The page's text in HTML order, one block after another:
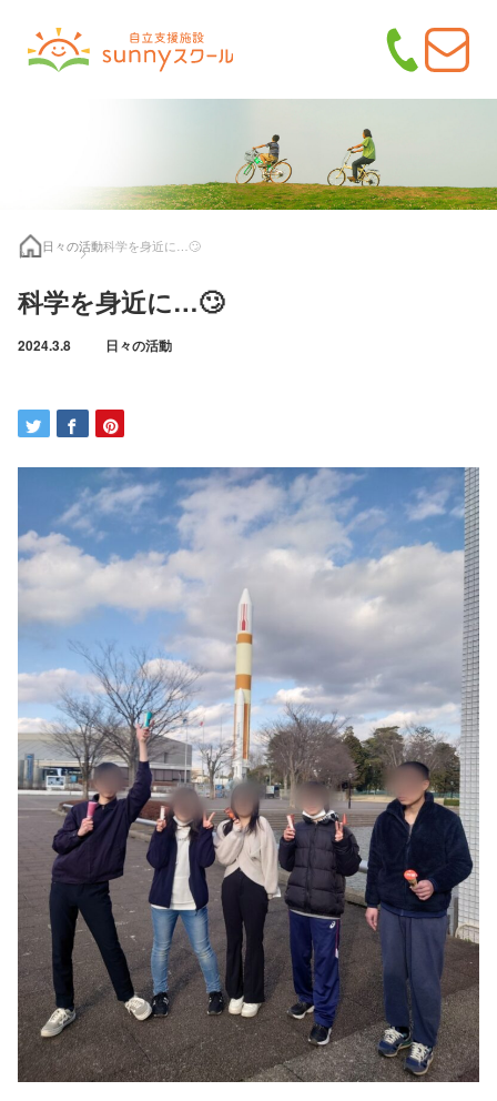
日々の活動科学を身近に…🙄
科学を身近に…🙄
2024.3.8 日々の活動